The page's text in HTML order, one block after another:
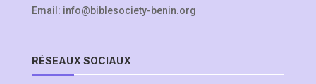
Email: info@biblesociety-benin.org
RÉSEAUX SOCIAUX